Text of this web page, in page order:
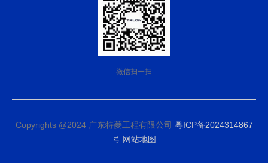
微信扫一扫
Copyrights @2024 广东特菱工程有限公司 粤ICP备2024314867
号 网站地图